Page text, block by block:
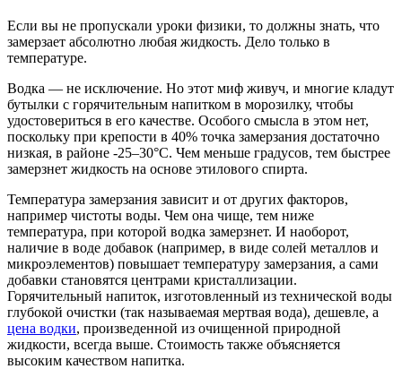
Если вы не пропускали уроки физики, то должны знать, что
замерзает абсолютно любая жидкость. Дело только в
температуре.
Водка — не исключение. Но этот миф живуч, и многие кладут
бутылки с горячительным напитком в морозилку, чтобы
удостовериться в его качестве. Особого смысла в этом нет,
поскольку при крепости в 40% точка замерзания достаточно
низкая, в районе -25–30°С. Чем меньше градусов, тем быстрее
замерзнет жидкость на основе этилового спирта.
Температура замерзания зависит и от других факторов,
например чистоты воды. Чем она чище, тем ниже
температура, при которой водка замерзнет. И наоборот,
наличие в воде добавок (например, в виде солей металлов и
микроэлементов) повышает температуру замерзания, а сами
добавки становятся центрами кристаллизации.
Горячительный напиток, изготовленный из технической воды
глубокой очистки (так называемая мертвая вода), дешевле, а
цена водки, произведенной из очищенной природной
жидкости, всегда выше. Стоимость также объясняется
высоким качеством напитка.